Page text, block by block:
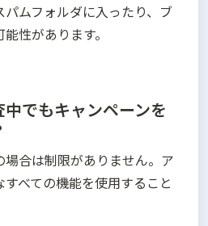
ムフォルダに入ったり、ブ
性があります。
でもキャンペーンを
場合は制限がありません。ア
べての機能を使用すること